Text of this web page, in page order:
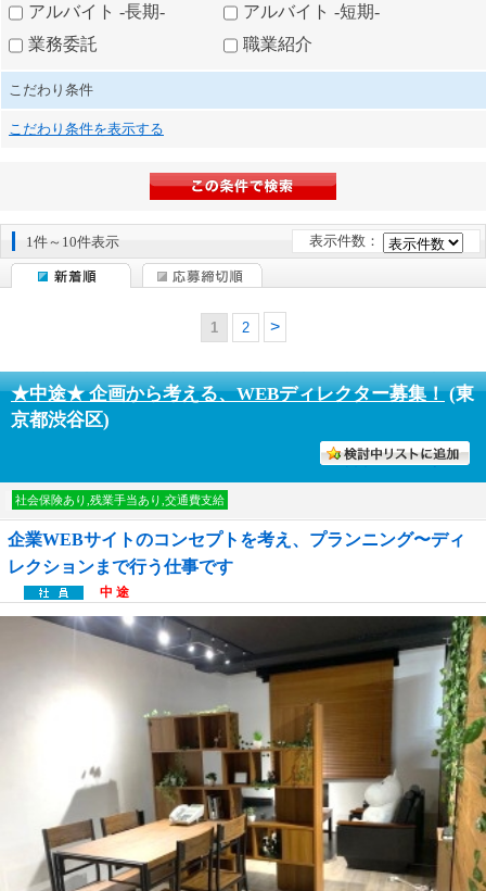
アルバイト -長期-
アルバイト -短期-
業務委託
職業紹介
こだわり条件
こだわり条件を表示する
1件～10件表示 表示件数：
1 2
★中途★ 企画から考える、WEBディレクター募集！(東
京都渋谷区)
社会保険あり,残業手当あり,交通費支給
企業WEBサイトのコンセプトを考え、プランニング〜ディ
レクションまで行う仕事です
中 途